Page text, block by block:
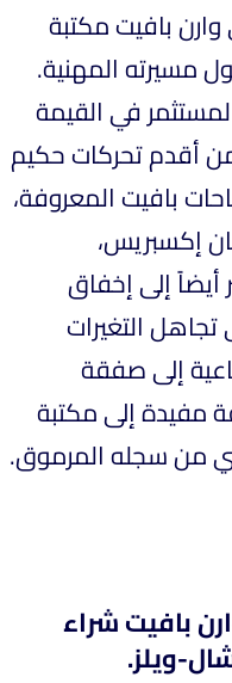
بافيت مكتبة
مسيرته المهنية.
في القيمة
أقدم تحركات حكيم
بافيت المعروفة،
إكسبريس،
أيضاً إلى إخفاق
التغيرات
إلى صفقة
مفيدة إلى مكتبة
من سجله المرموق.
بافيت شراء
ويلز.